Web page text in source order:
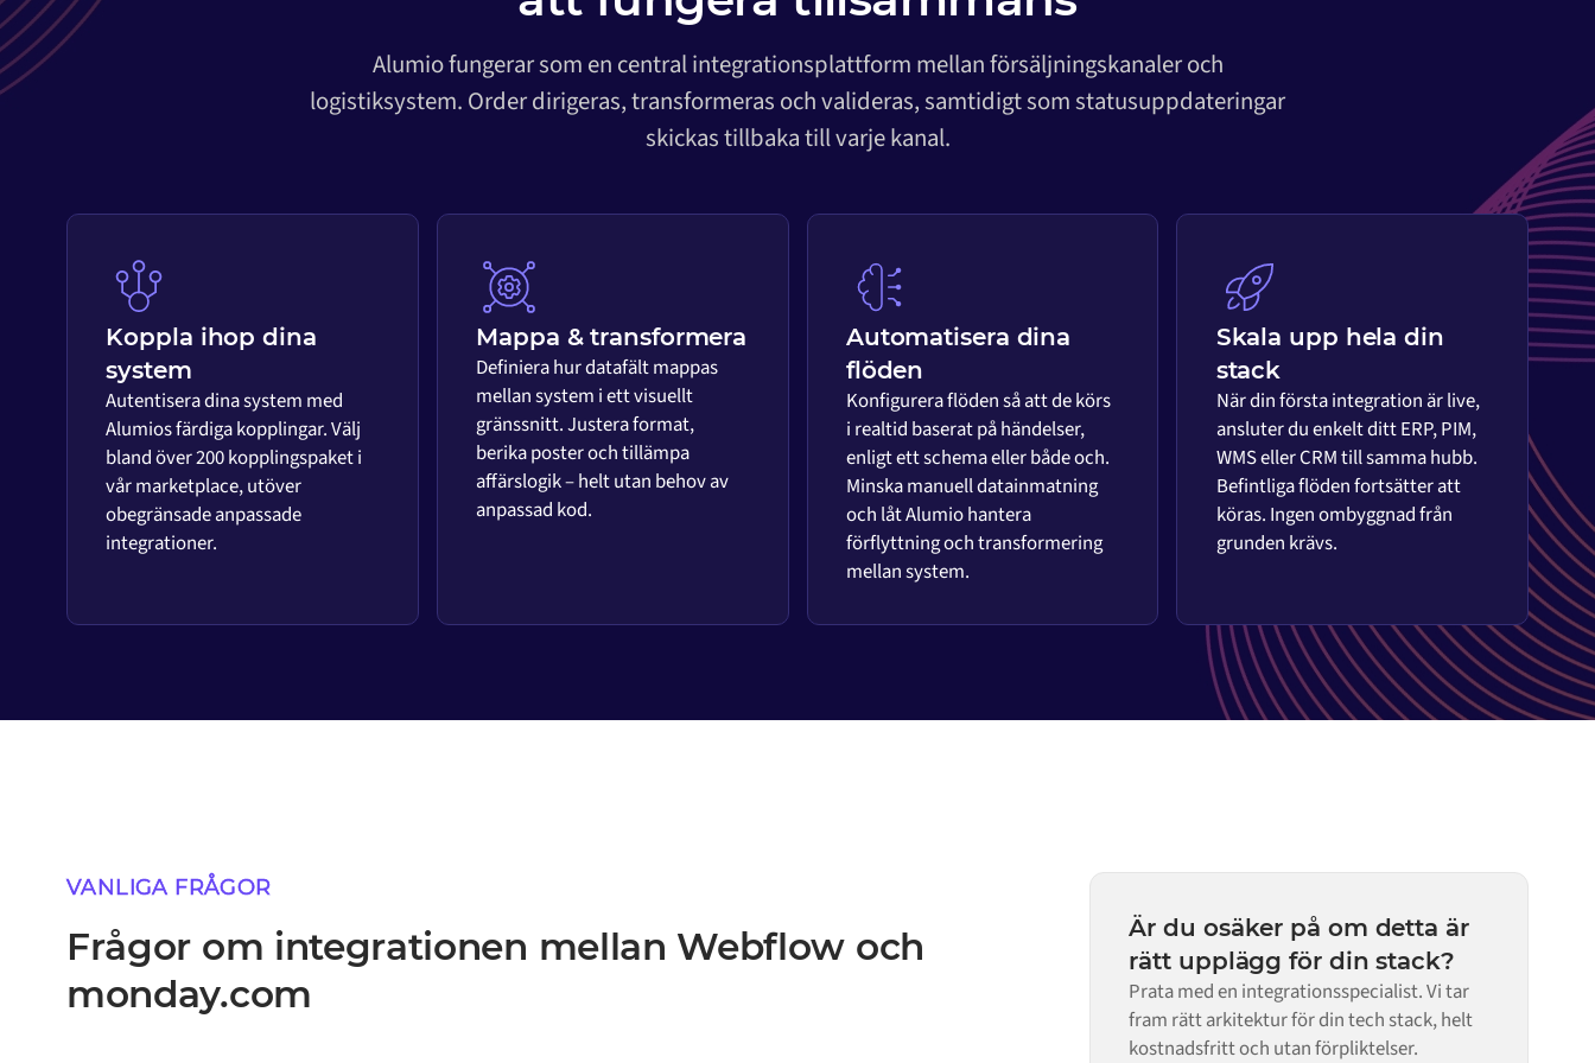
Alumio fungerar som en central integrationsplattform mellan försäljningskanaler och
logistiksystem. Order dirigeras, transformeras och valideras, samtidigt som statusuppdateringar
skickas tillbaka till varje kanal.
Koppla ihop dina
system
Autentisera dina system med
Alumios färdiga kopplingar. Välj
bland över 200 kopplingspaket i
vår marketplace, utöver
obegränsade anpassade
integrationer.
Mappa & transformera
Definiera hur datafält mappas
mellan system i ett visuellt
gränssnitt. Justera format,
berika poster och tillämpa
affärslogik – helt utan behov av
anpassad kod.
Automatisera dina
flöden
Konfigurera flöden så att de körs
i realtid baserat på händelser,
enligt ett schema eller både och.
Minska manuell datainmatning
och låt Alumio hantera
förflyttning och transformering
mellan system.
Skala upp hela din
stack
När din första integration är live,
ansluter du enkelt ditt ERP, PIM,
WMS eller CRM till samma hubb.
Befintliga flöden fortsätter att
köras. Ingen ombyggnad från
grunden krävs.
VANLIGA FRÅGOR
Frågor om integrationen mellan Webflow och
monday.com
Är du osäker på om detta är
rätt upplägg för din stack?
Prata med en integrationsspecialist. Vi tar
fram rätt arkitektur för din tech stack, helt
kostnadsfritt och utan förpliktelser.